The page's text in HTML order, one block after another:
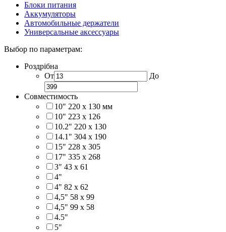
Блоки питания
Аккумуляторы
Автомобильные держатели
Универсальные аксессуары
Выбор по параметрам:
Роздрібна
От
До
Совместимость
10" 220 x 130 мм
10" 223 x 126
10.2" 220 x 130
14.1" 304 х 190
15" 228 x 305
17" 335 х 268
3" 43 x 61
4"
4" 82 x 62
4,5" 58 х 99
4,5" 99 x 58
4.5"
5"